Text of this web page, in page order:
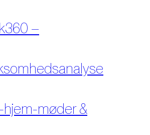
–
hjem-møder &